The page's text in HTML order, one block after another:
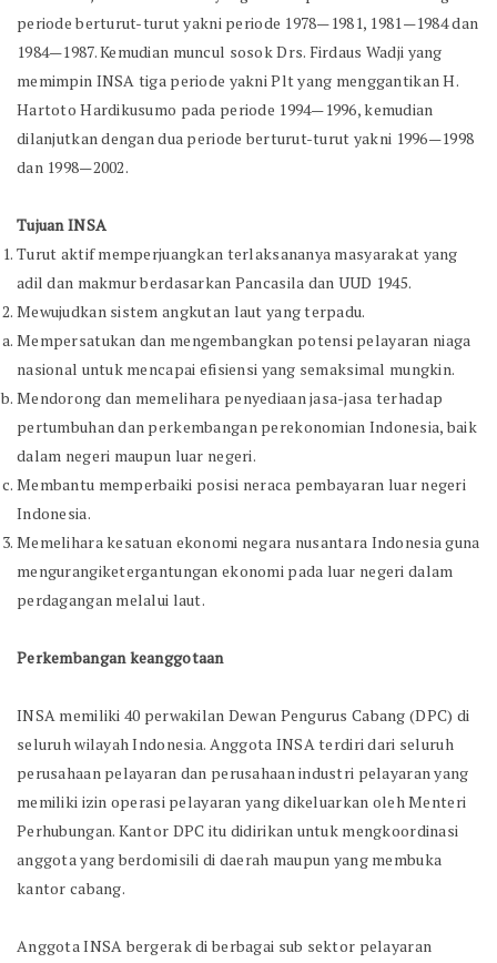
periode berturut-turut yakni periode 1978—1981, 1981—1984 dan
1984—1987. Kemudian muncul sosok Drs. Firdaus Wadji yang
memimpin INSA tiga periode yakni Plt yang menggantikan H.
Hartoto Hardikusumo pada periode 1994—1996, kemudian
dilanjutkan dengan dua periode berturut-turut yakni 1996—1998
dan 1998—2002.
Tujuan INSA
Turut aktif memperjuangkan terlaksananya masyarakat yang
adil dan makmur berdasarkan Pancasila dan UUD 1945.
Mewujudkan sistem angkutan laut yang terpadu.
Mempersatukan dan mengembangkan potensi pelayaran niaga
nasional untuk mencapai efisiensi yang semaksimal mungkin.
Mendorong dan memelihara penyediaan jasa-jasa terhadap
pertumbuhan dan perkembangan perekonomian Indonesia, baik
dalam negeri maupun luar negeri.
Membantu memperbaiki posisi neraca pembayaran luar negeri
Indonesia.
Memelihara kesatuan ekonomi negara nusantara Indonesia guna
mengurangiketergantungan ekonomi pada luar negeri dalam
perdagangan melalui laut.
Perkembangan keanggotaan
INSA memiliki 40 perwakilan Dewan Pengurus Cabang (DPC) di
seluruh wilayah Indonesia. Anggota INSA terdiri dari seluruh
perusahaan pelayaran dan perusahaan industri pelayaran yang
memiliki izin operasi pelayaran yang dikeluarkan oleh Menteri
Perhubungan. Kantor DPC itu didirikan untuk mengkoordinasi
anggota yang berdomisili di daerah maupun yang membuka
kantor cabang.
Anggota INSA bergerak di berbagai sub sektor pelayaran